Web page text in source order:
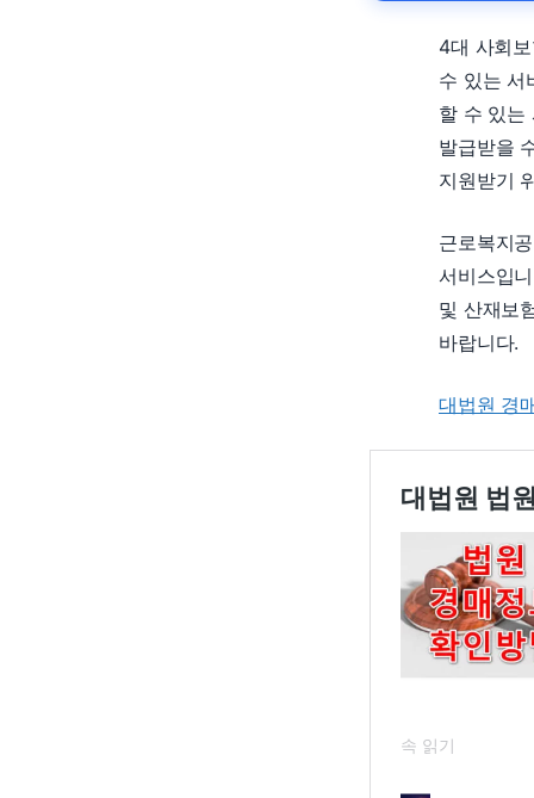
4대 사회
수 있는 서
할 수 있는
발급받을
지원받기
근로복지
서비스입
및 산재보
바랍니다.
대법원 경